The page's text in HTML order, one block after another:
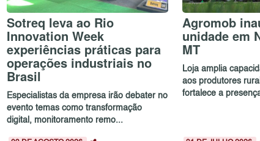
Sotreq leva ao Rio
Innovation Week
experiências práticas para
operações industriais no
Brasil
Especialistas da empresa irão debater no
evento temas como transformação
digital, monitoramento remo...
Agromob
unidade em
MT
Loja amplia
aos produtores
fortalece a